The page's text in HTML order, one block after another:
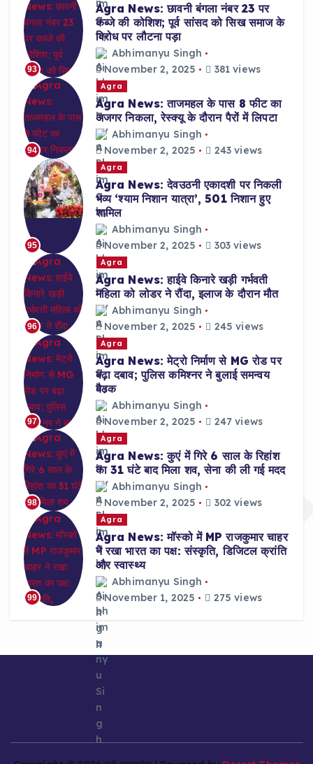
93
Agra News: छावनी बंगला नंबर 23 पर
कब्जे की कोशिश; पूर्व सांसद को सिख समाज के
विरोध पर लौटना पड़ा
Abhimanyu Singh
November 2, 2025
381 views
94
Agra
Agra News: ताजमहल के पास 8 फीट का
अजगर निकला, रेस्क्यू के दौरान पैरों में लिपटा
Abhimanyu Singh
November 2, 2025
243 views
95
Agra
Agra News: देवउठनी एकादशी पर निकली
भव्य ‘श्याम निशान यात्रा’, 501 निशान हुए
शामिल
Abhimanyu Singh
November 2, 2025
303 views
96
Agra
Agra News: हाईवे किनारे खड़ी गर्भवती
महिला को लोडर ने रौंदा, इलाज के दौरान मौत
Abhimanyu Singh
November 2, 2025
245 views
97
Agra
Agra News: मेट्रो निर्माण से MG रोड पर
बढ़ा दबाव; पुलिस कमिश्नर ने बुलाई समन्वय
बैठक
Abhimanyu Singh
November 2, 2025
247 views
98
Agra
Agra News: कुएं में गिरे 6 साल के रिहांश
का 31 घंटे बाद मिला शव, सेना की ली गई मदद
Abhimanyu Singh
November 2, 2025
302 views
99
Agra
Agra News: मॉस्को में MP राजकुमार चाहर
ने रखा भारत का पक्ष: संस्कृति, डिजिटल क्रांति
और स्वास्थ्य
Abhimanyu Singh
November 1, 2025
275 views